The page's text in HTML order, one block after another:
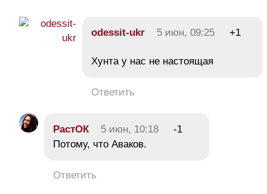
odessit-ukr 5 июн, 09:25 +1
Хунта у нас не настоящая
Ответить
РастОК 5 июн, 10:18
-1
Потому, что Аваков.
Ответить